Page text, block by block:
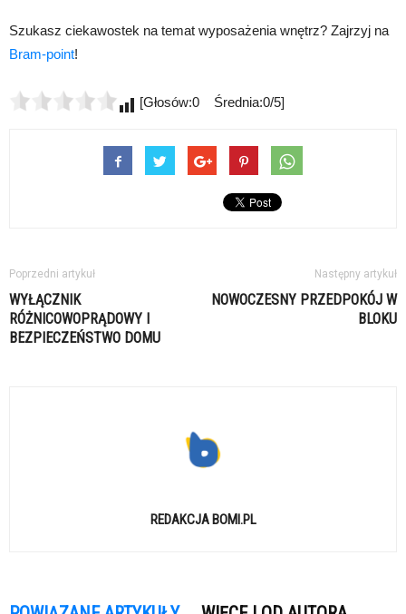
Szukasz ciekawostek na temat wyposażenia wnętrz? Zajrzyj na
Bram-point!
[Głosów:0 Średnia:0/5]
Poprzedni artykuł
WYŁĄCZNIK
RÓŻNICOWOPRĄDOWY I
BEZPIECZEŃSTWO DOMU
Następny artykuł
NOWOCZESNY PRZEDPOKÓJ W
BLOKU
REDAKCJA BOMI.PL